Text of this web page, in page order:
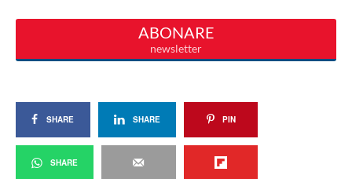
SHARE SHARE PIN
SHARE